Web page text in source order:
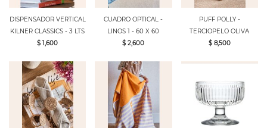
DISPENSADOR VERTICAL
KILNER CLASSICS - 3 LTS
$ 1,600
CUADRO OPTICAL -
LINOS 1 - 60 X 60
$ 2,600
PUFF POLLY -
TERCIOPELO OLIVA
$ 8,500